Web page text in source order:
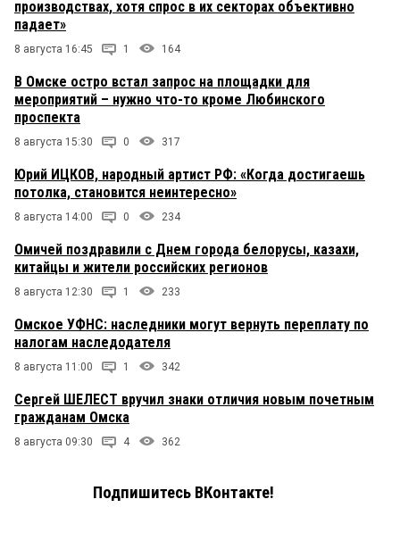
производствах, хотя спрос в их секторах объективно
падает»
8 августа 16:45 1 164
В Омске остро встал запрос на площадки для
мероприятий – нужно что-то кроме Любинского
проспекта
8 августа 15:30 0 317
Юрий ИЦКОВ, народный артист РФ: «Когда достигаешь
потолка, становится неинтересно»
8 августа 14:00 0 234
Омичей поздравили с Днем города белорусы, казахи,
китайцы и жители российских регионов
8 августа 12:30 1 233
Омское УФНС: наследники могут вернуть переплату по
налогам наследодателя
8 августа 11:00 1 342
Сергей ШЕЛЕСТ вручил знаки отличия новым почетным
гражданам Омска
8 августа 09:30 4 362
Подпишитесь ВКонтакте!